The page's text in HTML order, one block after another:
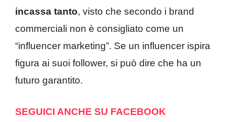
incassa tanto, visto che secondo i brand
commerciali non è consigliato come un
“influencer marketing”. Se un influencer ispira
figura ai suoi follower, si può dire che ha un
futuro garantito.
SEGUICI ANCHE SU FACEBOOK